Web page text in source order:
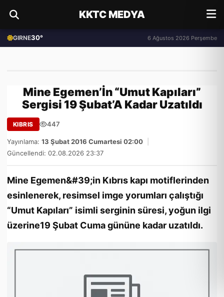
KKTC MEDYA
GIRNE30° 6 Ağustos 2026 Perşembe
Mine Egemen’İn “Umut Kapıları”
Sergisi 19 Şubat’A Kadar Uzatıldı
KIBRIS 447
Yayınlama: 13 Şubat 2016 Cumartesi 02:00
Güncellendi: 02.08.2026 23:37
Mine Egemen&#39;in Kıbrıs kapı motiflerinden
esinlenerek, resimsel imge yorumları çalıştığı
“Umut Kapıları” isimli serginin süresi, yoğun ilgi
üzerine19 Şubat Cuma gününe kadar uzatıldı.